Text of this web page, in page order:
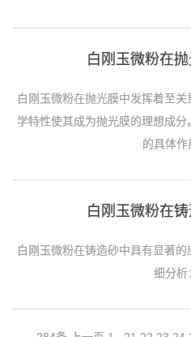
白刚玉微粉在
白刚玉微粉在抛光膜中发挥着至
学特性使其成为抛光膜的理想成
的具体作
白刚玉微粉在
白刚玉微粉在铸造砂中具有显著
细分析